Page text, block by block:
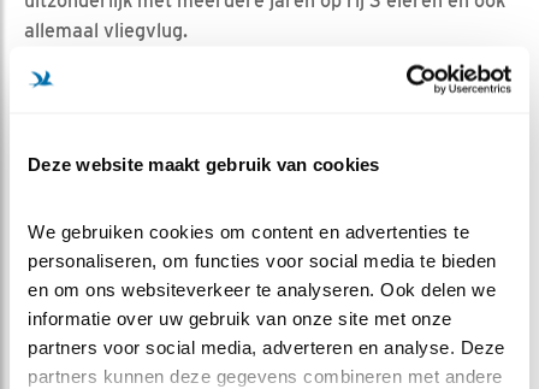
Deze website maakt gebruik van cookies
We gebruiken cookies om content en advertenties te
personaliseren, om functies voor social media te bieden
en om ons websiteverkeer te analyseren. Ook delen we
informatie over uw gebruik van onze site met onze
partners voor social media, adverteren en analyse. Deze
partners kunnen deze gegevens combineren met andere
allemaal vliegvlug.